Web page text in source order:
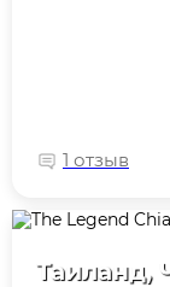
1 отзыв
Таиланд,